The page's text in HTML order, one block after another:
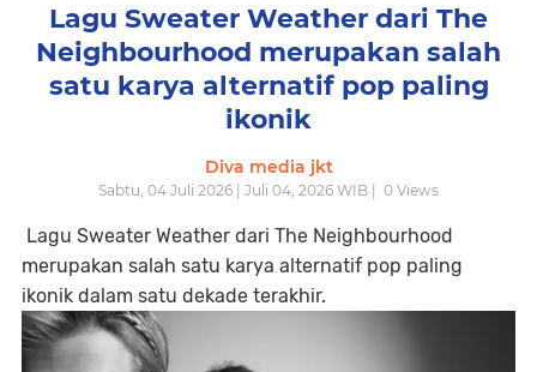
Lagu Sweater Weather dari The
Neighbourhood merupakan salah
satu karya alternatif pop paling
ikonik
Diva media jkt
Sabtu, 04 Juli 2026 | Juli 04, 2026 WIB | 0 Views
Lagu Sweater Weather dari The Neighbourhood
merupakan salah satu karya alternatif pop paling
ikonik dalam satu dekade terakhir.